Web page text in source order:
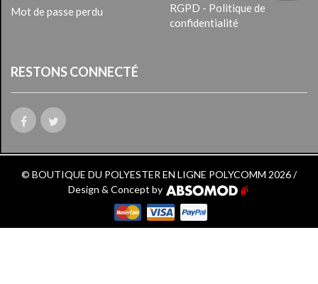
Mot de passe perdu
RGPD - Politique de
confidentialité
RESTONS CONNECTÉ
© BOUTIQUE DU POLYESTER EN LIGNE POLYCOMM 2026 /
Design & Concept by